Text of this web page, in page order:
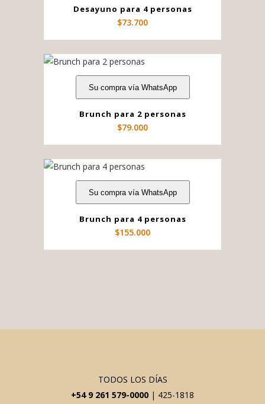
Desayuno para 4 personas
$73.700
Su compra vía WhatsApp
Brunch para 2 personas
$79.000
Su compra vía WhatsApp
Brunch para 4 personas
$155.000
TODOS LOS DÍAS
+54 9 261 579-0000 | 425-1818